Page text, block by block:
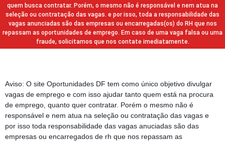
quem busca contratar. Porém, o mesmo não é responsável e nem atua na
seleção ou contratação das vagas. e por isso, toda a responsabilidade das
vagas anunciadas são das empresas ou encarregadas(os) do RH que nos
repassam as oportunidades de emprego. Em caso de uma vaga falsa ou uma
fraude, solicitamos que nos contate imediatamente.
Aviso: O site Oportunidades DF tem como único objetivo divulgar
vagas de emprego e com isso ajudar tanto quem está na procura
de emprego, quanto quer contratar. Porém o mesmo não é
responsável e nem atua na seleção ou contratação das vagas e
por isso toda responsabilidade das vagas anuciadas são das
empresas ou encarregados de rh que nos repassam as